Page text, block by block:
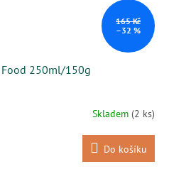
165 Kč
–32 %
Food 250ml/150g
Skladem (2 ks)
Do košíku